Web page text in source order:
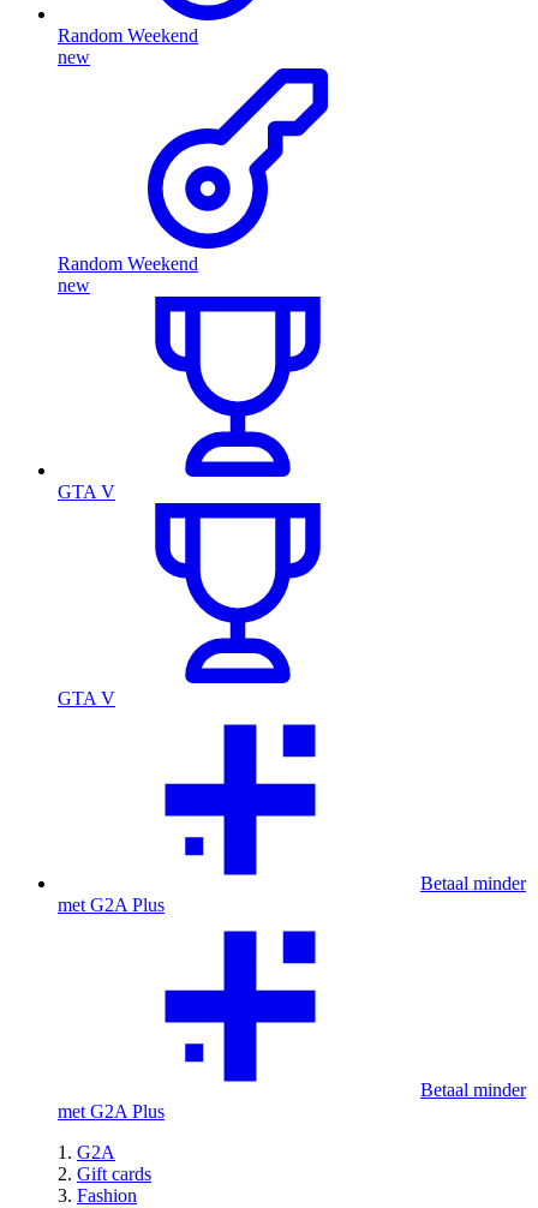
Random Weekend
new
Random Weekend
new
GTA V
GTA V
Betaal minder
met G2A Plus
Betaal minder
met G2A Plus
G2A
Gift cards
Fashion